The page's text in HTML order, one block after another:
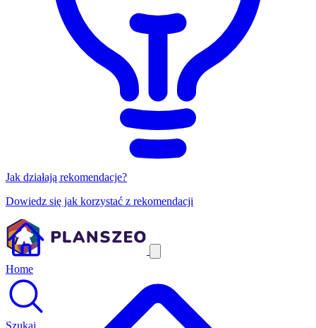
Jak działają rekomendacje?
Dowiedz się jak korzystać z rekomendacji
Home
Szukaj